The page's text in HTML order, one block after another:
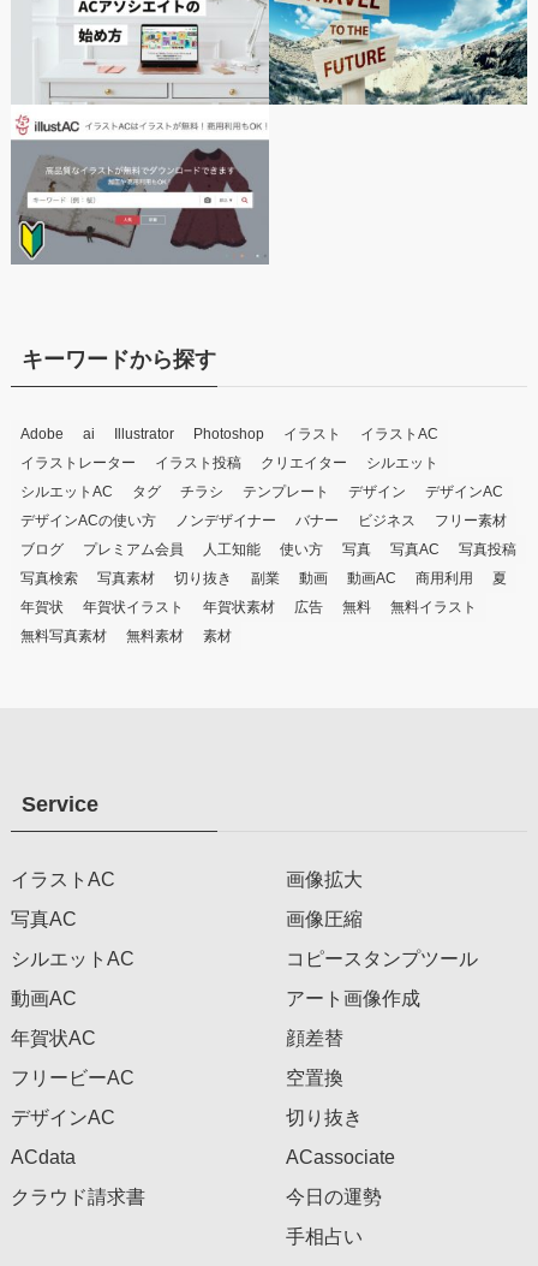
キーワードから探す
Adobe ai Illustrator Photoshop イラスト
イラストAC
イラストレーター
イラスト投稿 クリエイター
シルエット
シルエットAC
タグ チラシ テンプレート デザイン
デザインAC
デザインACの使い方
ノンデザイナー バナー ビジネス
フリー素材
ブログ
プレミアム会員 人工知能 使い方 写真 写真AC
写真投稿
写真検索
写真素材 切り抜き 副業 動画 動画AC 商用利用
夏
年賀状
年賀状イラスト 年賀状素材 広告 無料
無料イラスト
無料写真素材
無料素材 素材
Service
イラストAC
写真AC
シルエットAC
動画AC
年賀状AC
フリービーAC
デザインAC
ACdata
クラウド請求書
画像拡大
画像圧縮
コピースタンプツール
アート画像作成
顔差替
空置換
切り抜き
ACassociate
今日の運勢
手相占い